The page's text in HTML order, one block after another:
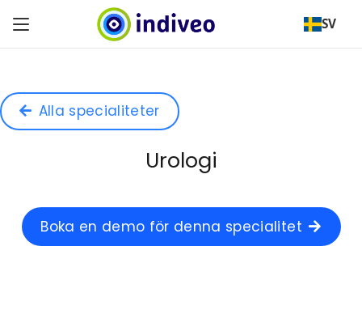
SV
Alla specialiteter
Urologi
Boka en demo för denna specialitet